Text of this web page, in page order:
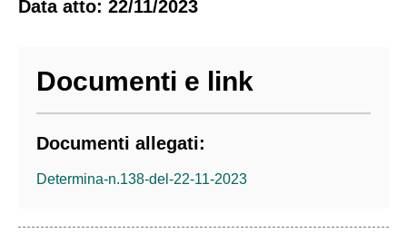
Data atto: 22/11/2023
Documenti e link
Documenti allegati:
Determina-n.138-del-22-11-2023